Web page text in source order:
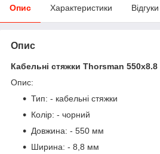
Опис Характеристики
Опис
Кабельні стяжки Thorsman
Опис:
Тип: - кабельні стяжки
Колір: - чорний
Довжина: - 550 мм
Ширина: - 8,8 мм